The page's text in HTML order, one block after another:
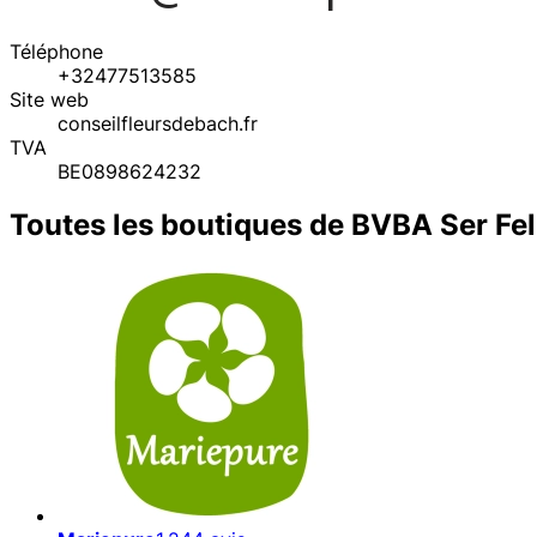
Téléphone
+32477513585
Site web
conseilfleursdebach.fr
TVA
BE0898624232
Toutes les boutiques de BVBA Ser